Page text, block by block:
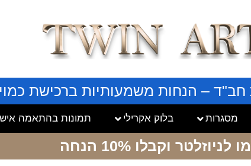
חב"ד – הנחות משמעותיות ברכישת
מסגרות בלוק אקרילי תמונות בהתאמה
לניוזלטר וקבלו 10% הנחה